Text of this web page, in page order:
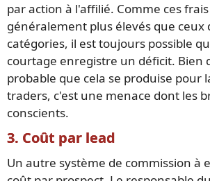
par action à l'affilié. Comme ces
généralement plus élevés que ceux
catégories, il est toujours possible
courtage enregistre un déficit. Bien
probable que cela se produise pour
traders, c'est une menace dont les
conscients.
3. Coût par lead
Un autre système de commission à